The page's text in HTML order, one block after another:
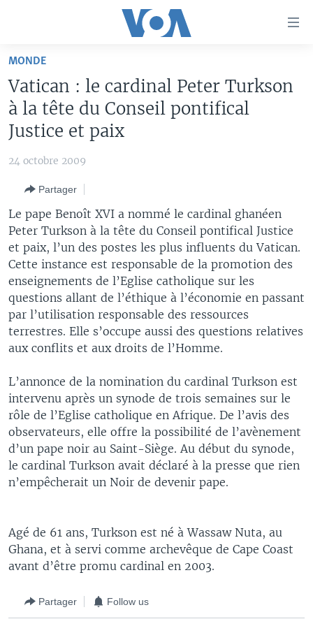
Retour
navigation
principale
Retour
recherche
AFRIQUE
ÉTATS-UNIS
TV
LE MONDE AUJOURD'HUI
FOCUS SAHEL
REPORTAGES
VOUS + NOUS
CARNET DE SANTÉ
RADIO
LE MONDE AU FÉMININ
L'AMÉRIQUE ET VOUS
DIALOGUE DES RELIGIONS
RM SHOW
LINGALA
SANGO
Apprenez L'anglais
SUIVEZ-NOUS
Langues
MONDE
Vatican : le cardinal Peter Turkson
à la tête du Conseil pontifical
Justice et paix
24 octobre 2009
Partager
Le pape Benoît XVI a nommé le cardinal ghanéen
Peter Turkson à la tête du Conseil pontifical Justice
et paix, l’un des postes les plus influents du Vatican.
Cette instance est responsable de la promotion des
enseignements de l’Eglise catholique sur les
questions allant de l’éthique à l’économie en passant
par l’utilisation responsable des ressources
terrestres. Elle s’occupe aussi des questions relatives
aux conflits et aux droits de l’Homme.
L’annonce de la nomination du cardinal Turkson est
intervenu après un synode de trois semaines sur le
rôle de l’Eglise catholique en Afrique. De l’avis des
observateurs, elle offre la possibilité de l’avènement
d’un pape noir au Saint-Siège. Au début du synode,
le cardinal Turkson avait déclaré à la presse que rien
n’empêcherait un Noir de devenir pape.
Agé de 61 ans, Turkson est né à Wassaw Nuta, au
Ghana, et à servi comme archevêque de Cape Coast
avant d’être promu cardinal en 2003.
Partager Follow us